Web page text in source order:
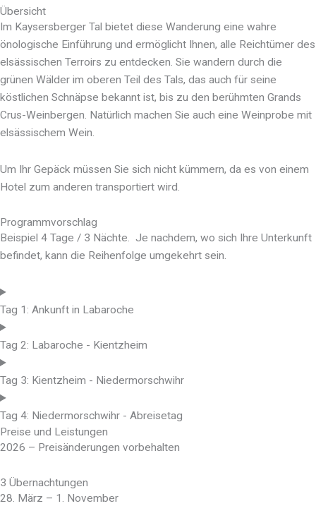
Übersicht
Im Kaysersberger Tal bietet diese Wanderung eine wahre
önologische Einführung und ermöglicht Ihnen, alle Reichtümer des
elsässischen Terroirs zu entdecken. Sie wandern durch die
grünen Wälder im oberen Teil des Tals, das auch für seine
köstlichen Schnäpse bekannt ist, bis zu den berühmten Grands
Crus-Weinbergen. Natürlich machen Sie auch eine Weinprobe mit
elsässischem Wein.
Um Ihr Gepäck müssen Sie sich nicht kümmern, da es von einem
Hotel zum anderen transportiert wird.
Programmvorschlag
Beispiel 4 Tage / 3 Nächte. Je nachdem, wo sich Ihre Unterkunft
befindet, kann die Reihenfolge umgekehrt sein.
Tag 1: Ankunft in Labaroche
Tag 2: Labaroche - Kientzheim
Tag 3: Kientzheim - Niedermorschwihr
Tag 4: Niedermorschwihr - Abreisetag
Preise und Leistungen
2026 – Preisänderungen vorbehalten
3 Übernachtungen
28. März – 1. November